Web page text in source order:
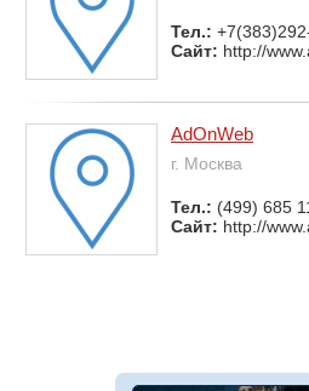
Тел.:
Сайт: http://
AdOnWeb
г. Москва
Тел.: (499) 685
Сайт: http://